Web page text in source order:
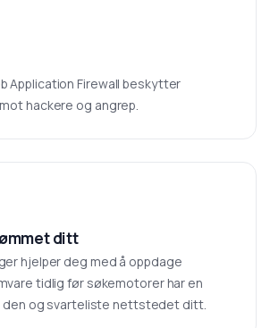
Application Firewall beskytter
hackere og angrep.
ditt
hjelper deg med å oppdage
tidlig før søkemotorer har en
den og svarteliste nettstedet ditt.